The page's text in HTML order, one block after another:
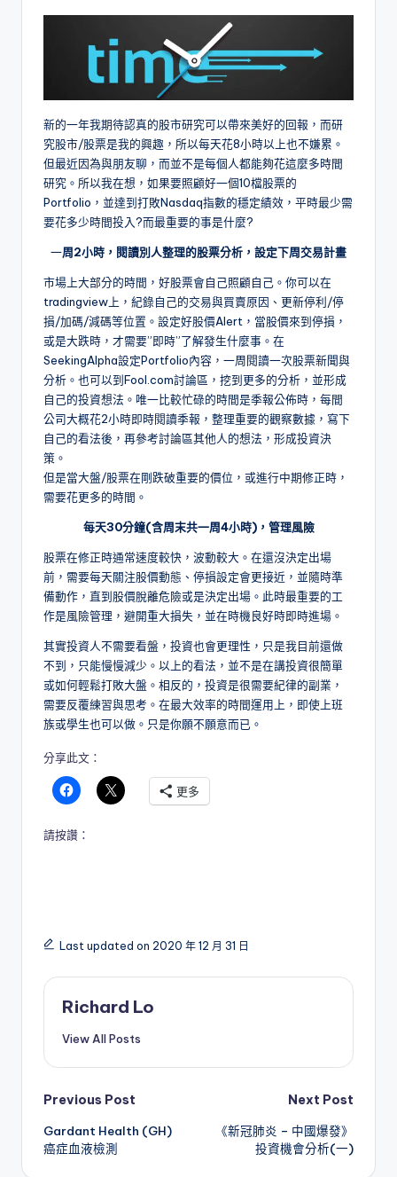
新的一年我期待認真的股市研究可以帶來美好的回報，而研
究股市/股票是我的興趣，所以每天花8小時以上也不嫌累。
但最近因為與朋友聊，而並不是每個人都能夠花這麼多時間
研究。所以我在想，如果要照顧好一個10檔股票的
Portfolio，並達到打敗Nasdaq指數的穩定績效，平時最少需
要花多少時間投入?而最重要的事是什麼?
一周2小時，閱讀別人整理的股票分析，設定下周交易計畫
市場上大部分的時間，好股票會自己照顧自己。你可以在
tradingview上，紀錄自己的交易與買賣原因、更新停利/停
損/加碼/減碼等位置。設定好股價Alert，當股價來到停損，
或是大跌時，才需要”即時”了解發生什麼事。在
SeekingAlpha設定Portfolio內容，一周閱讀一次股票新聞與
分析。也可以到Fool.com討論區，挖到更多的分析，並形成
自己的投資想法。唯一比較忙碌的時間是季報公佈時，每間
公司大概花2小時即時閱讀季報，整理重要的觀察數據，寫下
自己的看法後，再參考討論區其他人的想法，形成投資決
策。
但是當大盤/股票在剛跌破重要的價位，或進行中期修正時，
需要花更多的時間。
每天30分鐘(含周末共一周4小時)，管理風險
股票在修正時通常速度較快，波動較大。在還沒決定出場
前，需要每天關注股價動態、停損設定會更接近，並隨時準
備動作，直到股價脫離危險或是決定出場。此時最重要的工
作是風險管理，避開重大損失，並在時機良好時即時進場。
其實投資人不需要看盤，投資也會更理性，只是我目前還做
不到，只能慢慢減少。以上的看法，並不是在講投資很簡單
或如何輕鬆打敗大盤。相反的，投資是很需要紀律的副業，
需要反覆練習與思考。在最大效率的時間運用上，即使上班
族或學生也可以做。只是你願不願意而已。
分享此文：
更多
請按讚：
Last updated on 2020 年 12 月 31 日
Richard Lo
View All Posts
Post
navigation
Previous Post
Gardant Health (GH)
癌症血液檢測
Next Post
《新冠肺炎 – 中國爆發》
投資機會分析(一)